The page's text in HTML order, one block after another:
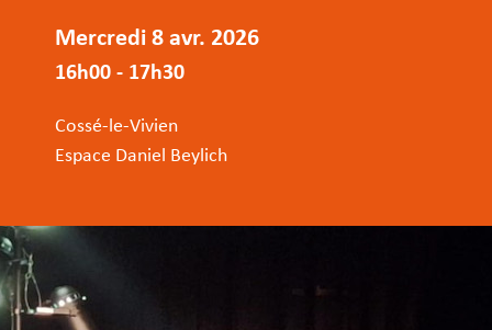
Mercredi 8 avr. 2026
16h00 - 17h30
Cossé-le-Vivien
Espace Daniel Beylich